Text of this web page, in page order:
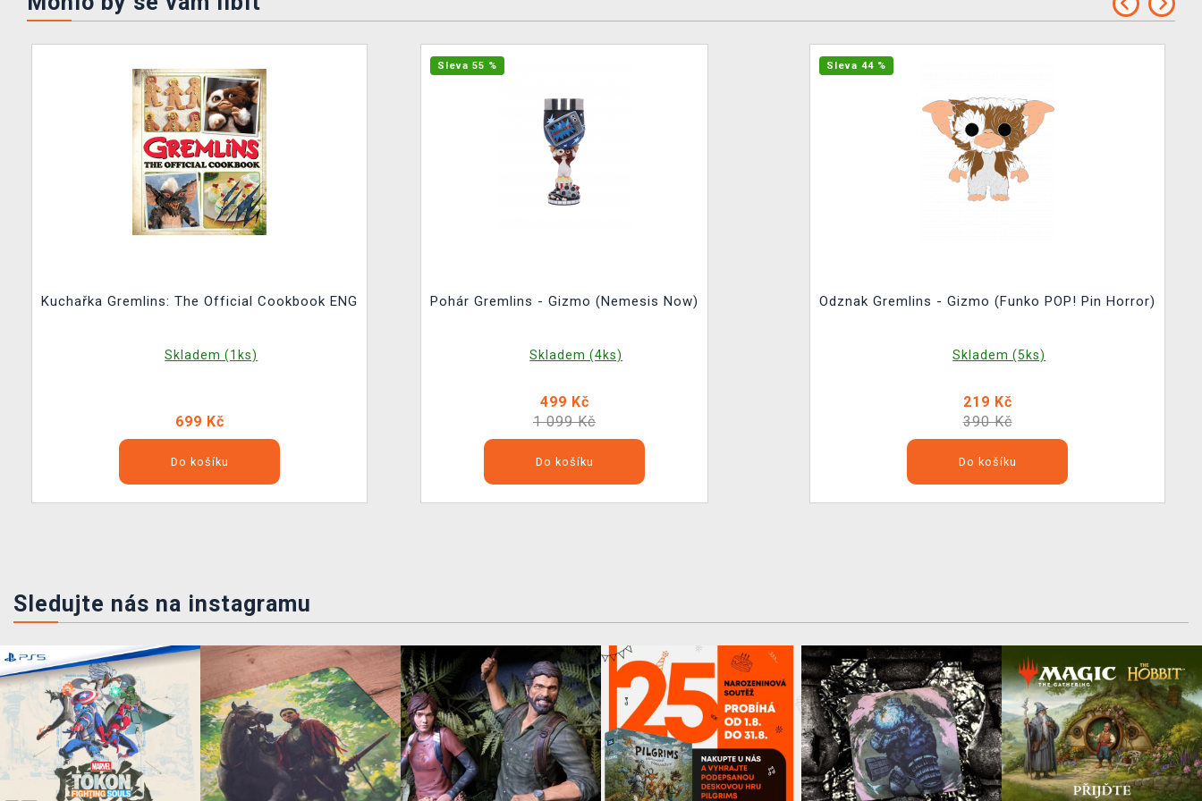
Kuchařka Gremlins: The Official Cookbook ENG
Skladem (1ks)
699 Kč
Do košíku
Sleva 55 %
Pohár Gremlins - Gizmo (Nemesis Now)
Skladem (4ks)
499 Kč
1 099 Kč
Do košíku
Sleva 44 %
Odznak Gremlins - Gizmo (Funko POP! Pin Horror)
Skladem (5ks)
219 Kč
390 Kč
Do košíku
Sledujte nás na instagramu